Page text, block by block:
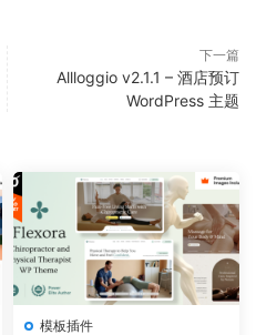
下一篇
Allloggio v2.1.1 – 酒店预订
WordPress 主题
模板插件